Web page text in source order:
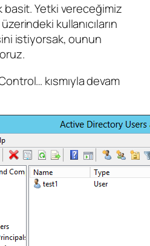
basit. Yetki vereceğimiz
kullanıcıların
istiyorsak, ounun
kısmıyla devam